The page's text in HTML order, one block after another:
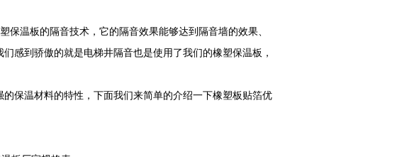
温板的隔音技术，它的隔音效果能够达到隔音墙的效果、
感到骄傲的就是电梯井隔音也是使用了我们的橡塑保温板，
保温材料的特性，下面我们来简单的介绍一下橡塑板贴箔优